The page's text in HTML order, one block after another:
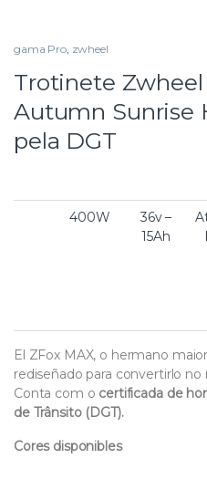
gama Pro, zwheel
Trotinete Zwheel
Autumn Sunrise
pela DGT
400W
36v –
15Ah
El ZFox MAX, o hermano
rediseñado para convertirlo
Conta com o certificada de
de Trânsito (DGT).
Cores disponibles